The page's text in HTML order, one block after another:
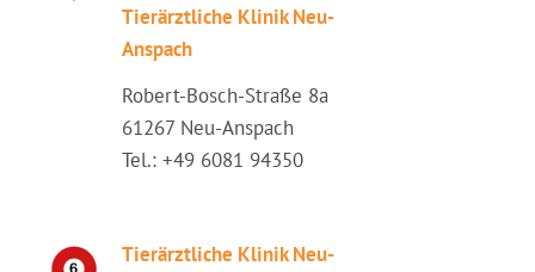
Tierärztliche Klinik Neu-
Anspach
Robert-Bosch-Straße 8a
61267 Neu-Anspach
Tel.: +49 6081 94350
Tierärztliche Klinik Neu-